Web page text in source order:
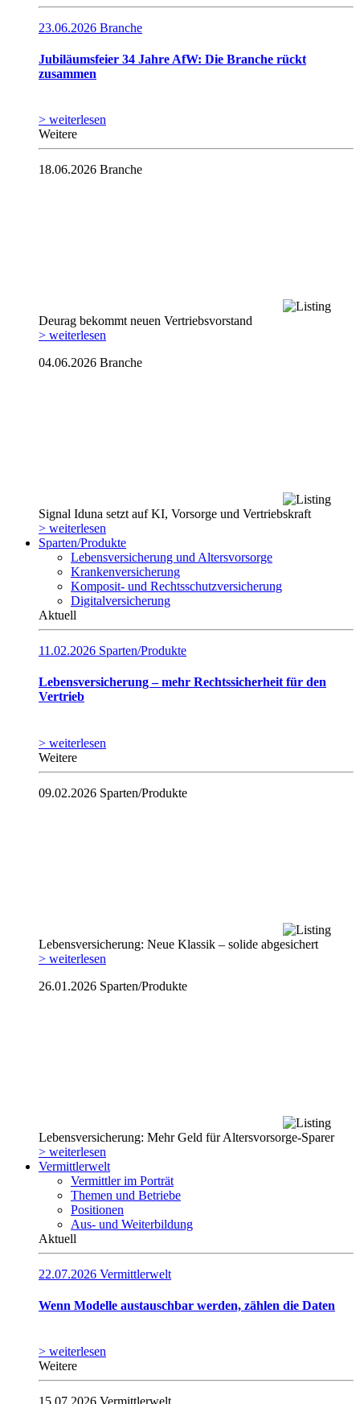
23.06.2026 Branche
Jubiläumsfeier 34 Jahre AfW: Die Branche rückt
zusammen
> weiterlesen
Weitere
18.06.2026 Branche
Deurag bekommt neuen Vertriebsvorstand
> weiterlesen
04.06.2026 Branche
Signal Iduna setzt auf KI, Vorsorge und Vertriebskraft
> weiterlesen
Sparten/Produkte
Lebensversicherung und Altersvorsorge
Krankenversicherung
Komposit- und Rechtsschutzversicherung
Digitalversicherung
Aktuell
11.02.2026 Sparten/Produkte
Lebensversicherung – mehr Rechtssicherheit für den
Vertrieb
> weiterlesen
Weitere
09.02.2026 Sparten/Produkte
Lebensversicherung: Neue Klassik – solide abgesichert
> weiterlesen
26.01.2026 Sparten/Produkte
Lebensversicherung: Mehr Geld für Altersvorsorge-Sparer
> weiterlesen
Vermittlerwelt
Vermittler im Porträt
Themen und Betriebe
Positionen
Aus- und Weiterbildung
Aktuell
22.07.2026 Vermittlerwelt
Wenn Modelle austauschbar werden, zählen die Daten
> weiterlesen
Weitere